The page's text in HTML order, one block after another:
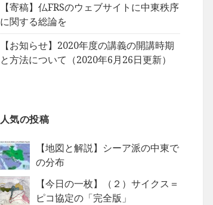
【寄稿】仏FRSのウェブサイトに中東秩序
に関する総論を
【お知らせ】2020年度の講義の開講時期
と方法について（2020年6月26日更新）
人気の投稿
【地図と解説】シーア派の中東で
の分布
【今日の一枚】（２）サイクス＝
ピコ協定の「完全版」